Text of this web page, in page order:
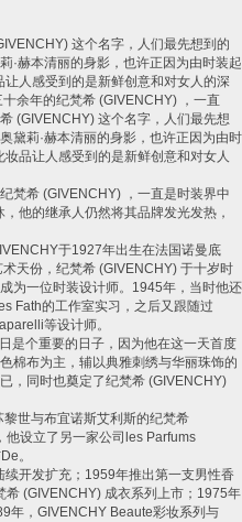
这个名字，人们最先想到的
·赫本清丽的身影，也许正因为由时装起
让人感受到的是新鲜创意和对女人的深
余年的纪梵希 (GIVENCHY) ，一直
(GIVENCHY) 这个名字，人们最先想
黛莉·赫本清丽的身影，也许正因为由时
妆品让人感受到的是新鲜创意和对女人
梵希 (GIVENCHY) ，一直是时装界中
，他的继承人仍然将其品牌发光发热，
于1927年出生在法国诺曼底
天份，纪梵希 (GIVENCHY) 于十岁时
为一位时装设计师。 1945年，当时他还
Fath的工作室实习，之后又跟随过
等设计师。
日是个重要的日子，因为他在这一天首度
棉布为主，辅以典雅刺绣与华丽珠饰的
，同时也奠定了纪梵希 (GIVENCHY)
世与布宜诺斯艾利斯的纪梵希
他设立了另一家公司 les Parfums
De。
开发扩充； 1959年推出第一支男性香
希 (GIVENCHY) 成衣系列上市； 1975年
年， GIVENCHY Beaute彩妆系列与